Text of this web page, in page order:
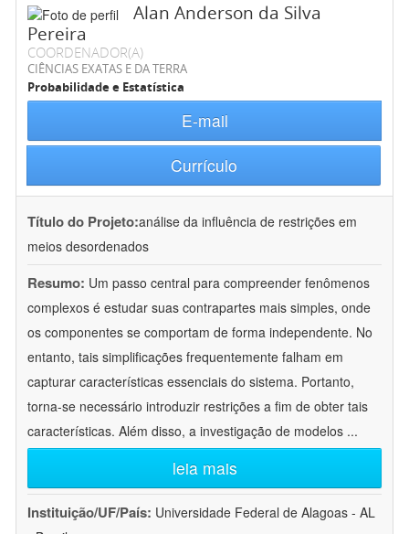
Alan Anderson da Silva
Pereira
COORDENADOR(A)
CIÊNCIAS EXATAS E DA TERRA
Probabilidade e Estatística
E-mail
Currículo
Título do Projeto:análise da influência de restrições em
meios desordenados
Resumo: Um passo central para compreender fenômenos
complexos é estudar suas contrapartes mais simples, onde
os componentes se comportam de forma independente. No
entanto, tais simplificações frequentemente falham em
capturar características essenciais do sistema. Portanto,
torna-se necessário introduzir restrições a fim de obter tais
características. Além disso, a investigação de modelos ...
leia mais
Instituição/UF/País: Universidade Federal de Alagoas - AL